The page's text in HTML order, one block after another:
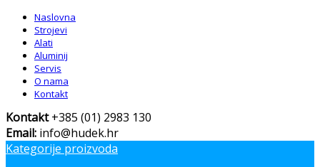
Naslovna
Strojevi
Alati
Aluminij
Servis
O nama
Kontakt
Kontakt+385 (01) 2983 130
Email: info@hudek.hr
Kategorije proizvoda